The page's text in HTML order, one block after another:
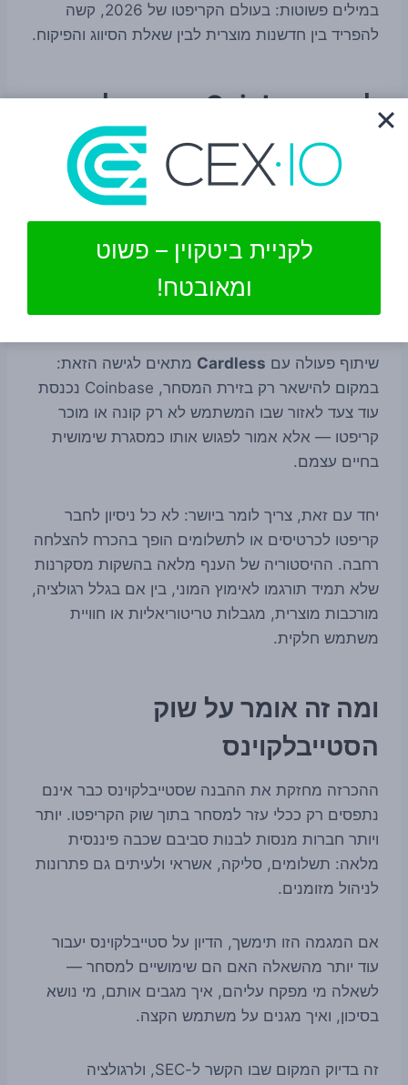
במילים פשוטות: בעולם הקריפטו של 2026, קשה
להפריד בין חדשנות מוצרית לבין שאלת הסיווג והפיקוח.
למה Coinbase דוחפת לכיוון
הזה
Coinbaseמנסה כבר זמן רב להרחיב את התפקיד
שלה מעבר לבורסת קריפטו קלאסית. מבחינת החברה,
חיבור בין תשתיות קריפטו לבין שירותים פיננסיים
יומיומיים הוא דרך להעמיק שימוש אמיתי בנכסים
דיגיטליים. מוצרי תשלום, כרטיסים, ארנקים ושכבות
שיתוף פעולה עם Cardless מתאים לגישה הזאת:
במקום להישאר רק בזירת המסחר, Coinbase נכנסת
עוד צעד לאזור שבו המשתמש לא רק קונה או מוכר
קריפטו — אלא אמור לפגוש אותו כמסגרת שימושית
בחיים עצמם.
יחד עם זאת, צריך לומר ביושר: לא כל ניסיון לחבר
קריפטו לכרטיסים או לתשלומים הופך בהכרח להצלחה
רחבה. ההיסטוריה של הענף מלאה בהשקות מסקרנות
שלא תמיד תורגמו לאימוץ המוני, בין אם בגלל רגולציה,
מורכבות מוצרית, מגבלות טריטוריאליות או חוויית
משתמש חלקית.
ומה זה אומר על שוק
הסטייבלקוינס
ההכרזה מחזקת את ההבנה שסטייבלקוינס כבר אינם
נתפסים רק ככלי עזר למסחר בתוך שוק הקריפטו. יותר
ויותר חברות מנסות לבנות סביבם שכבה פיננסית
מלאה: תשלומים, סליקה, אשראי ולעיתים גם פתרונות
לניהול מזומנים.
אם המגמה הזו תימשך, הדיון על סטייבלקוינס יעבור
עוד יותר מהשאלה האם הם שימושיים למסחר —
לשאלה מי מפקח עליהם, איך מגבים אותם, מי נושא
בסיכון, ואיך מגנים על משתמש הקצה.
זה בדיוק המקום שבו הקשר ל-SEC, ולרגולציה
לקניית ביטקוין – פשוט
ומאובטח!